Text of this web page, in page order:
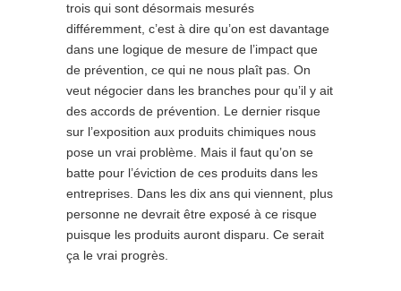
trois qui sont désormais mesurés
différemment, c’est à dire qu’on est davantage
dans une logique de mesure de l’impact que
de prévention, ce qui ne nous plaît pas. On
veut négocier dans les branches pour qu’il y ait
des accords de prévention. Le dernier risque
sur l’exposition aux produits chimiques nous
pose un vrai problème. Mais il faut qu’on se
batte pour l’éviction de ces produits dans les
entreprises. Dans les dix ans qui viennent, plus
personne ne devrait être exposé à ce risque
puisque les produits auront disparu. Ce serait
ça le vrai progrès.